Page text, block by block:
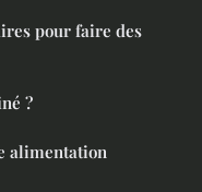
pour faire des
?
alimentation